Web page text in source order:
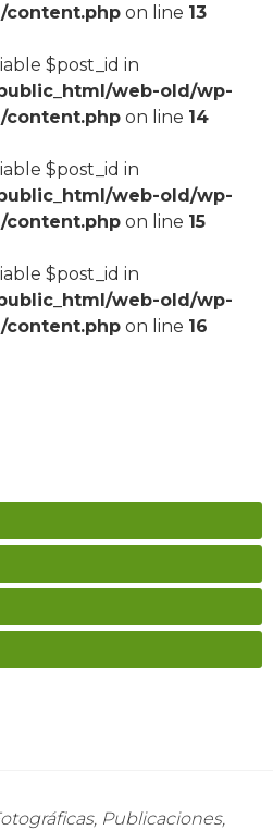
content.php on line 13
$post_id in
web-old/wp-
content.php on line 14
$post_id in
web-old/wp-
content.php on line 15
$post_id in
web-old/wp-
content.php on line 16